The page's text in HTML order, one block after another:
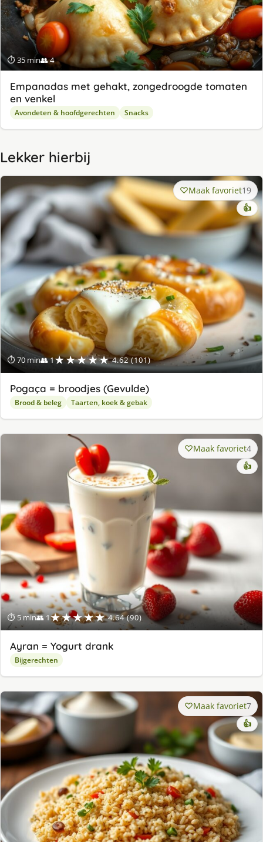
⏱ 35 min👥 4
Empanadas met gehakt, zongedroogde tomaten
en venkel
Avondeten & hoofdgerechten Snacks
Lekker hierbij
⏱ 70 min👥 1★★★★★ 4.62 (101)
Maak favoriet19
👍
Pogaça = broodjes (Gevulde)
Brood & beleg Taarten, koek & gebak
⏱ 5 min👥 1★★★★★ 4.64 (90)
Maak favoriet4
👍
Ayran = Yogurt drank
Bijgerechten
Maak favoriet7
👍